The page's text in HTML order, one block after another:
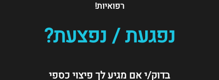
רפואיות!
נפגעת / נפצעת?
בדוק/י אם מגיע לך פיצוי כספי